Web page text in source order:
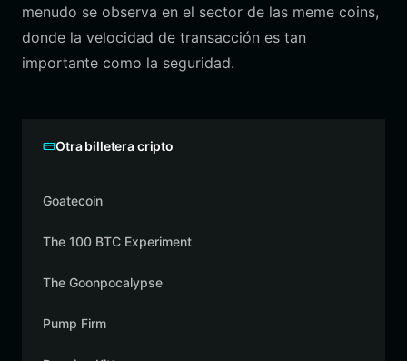
menudo se observa en el sector de las meme coins,
donde la velocidad de transacción es tan
importante como la seguridad.
Otra billetera cripto
Goatecoin
The 100 BTC Experiment
The Goonpocalypse
Pump Firm